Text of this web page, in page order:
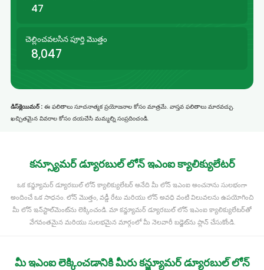
47
చెల్లించవలసిన పూర్తి మొత్తం
8,047
డిస్‌క్లెయిమర్ :ఈ ఫలితాలు సూచనాత్మక ప్రయోజనాల కోసం మాత్రమే. వాస్తవ ఫలితాలు మారవచ్చు.
ఖచ్చితమైన వివరాల కోసం దయచేసి మమ్మల్ని సంప్రదించండి.
కన్స్యూమర్ డ్యూరబుల్ లోన్ ఇఎంఐ క్యాలిక్యులేటర్
ఒక కన్జ్యూమర్ డ్యూరబుల్ లోన్ క్యాలిక్యులేటర్ అనేది మీ లోన్ ఇఎంఐ అంచనాను సులభంగా
అందించే ఒక సాధనం. లోన్ మొత్తం, వడ్డీ రేటు మరియు లోన్ అవధి వంటి విలువలను ఉపయోగించి
మీ లోన్ ఇన్‌స్టాల్‌మెంట్‌ను లెక్కించండి. మా కన్జ్యూమర్ డ్యూరబుల్ లోన్ ఇఎంఐ క్యాలిక్యులేటర్‌తో
వేగవంతమైన మరియు సులభమైన మార్గంలో మీ నెలవారీ బడ్జెట్‌ను ప్లాన్ చేసుకోండి.
మీ ఇఎంఐ లెక్కించడానికి మీరు కన్జ్యూమర్ డ్యూరబుల్ లోన్